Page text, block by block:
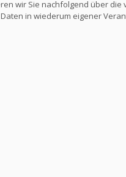
wir Sie nachfolgend über die
in wiederum eigener